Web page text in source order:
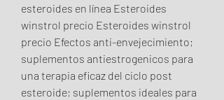
esteroides en línea Esteroides
winstrol precio Esteroides winstrol
precio Efectos anti-envejecimiento;
suplementos antiestrogenicos para
una terapia eficaz del ciclo post
esteroide; suplementos ideales para